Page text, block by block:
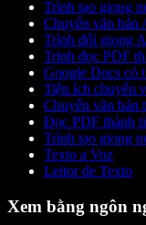
Trình tạo giọng
Chuyển văn bản
Trình đổi giọng
Trình đọc PDF
Google Docs có
Tiện ích chuyển
Chuyển văn bản
Đọc PDF thành
Trình tạo giọng
Texto a Voz
Leitor de Texto
Xem bằng ngôn